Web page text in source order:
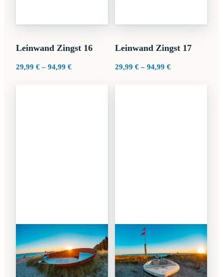
Leinwand Zingst 16
29,99 € – 94,99 €Preisspanne:
Leinwand Zingst 17
29,99 € – 94,99 €Preisspanne: